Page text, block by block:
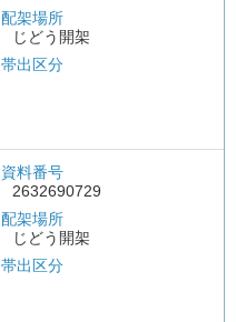
配架場所
じどう開架
帯出区分
資料番号
2632690729
配架場所
じどう開架
帯出区分